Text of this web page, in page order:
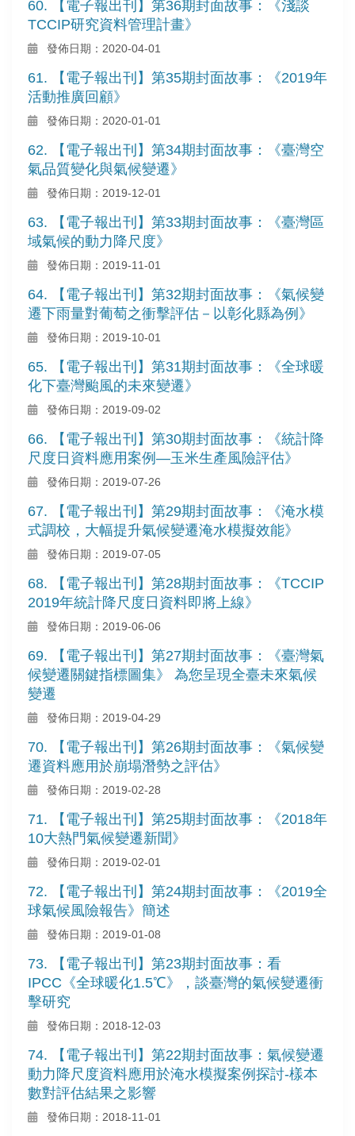
60. 【電子報出刊】第36期封面故事：《淺談
TCCIP研究資料管理計畫》
發佈日期：2020-04-01
61. 【電子報出刊】第35期封面故事：《2019年
活動推廣回顧》
發佈日期：2020-01-01
62. 【電子報出刊】第34期封面故事：《臺灣空
氣品質變化與氣候變遷》
發佈日期：2019-12-01
63. 【電子報出刊】第33期封面故事：《臺灣區
域氣候的動力降尺度》
發佈日期：2019-11-01
64. 【電子報出刊】第32期封面故事：《氣候變
遷下雨量對葡萄之衝擊評估－以彰化縣為例》
發佈日期：2019-10-01
65. 【電子報出刊】第31期封面故事：《全球暖
化下臺灣颱風的未來變遷》
發佈日期：2019-09-02
66. 【電子報出刊】第30期封面故事：《統計降
尺度日資料應用案例—玉米生產風險評估》
發佈日期：2019-07-26
67. 【電子報出刊】第29期封面故事：《淹水模
式調校，大幅提升氣候變遷淹水模擬效能》
發佈日期：2019-07-05
68. 【電子報出刊】第28期封面故事：《TCCIP
2019年統計降尺度日資料即將上線》
發佈日期：2019-06-06
69. 【電子報出刊】第27期封面故事：《臺灣氣
候變遷關鍵指標圖集》 為您呈現全臺未來氣候
變遷
發佈日期：2019-04-29
70. 【電子報出刊】第26期封面故事：《氣候變
遷資料應用於崩塌潛勢之評估》
發佈日期：2019-02-28
71. 【電子報出刊】第25期封面故事：《2018年
10大熱門氣候變遷新聞》
發佈日期：2019-02-01
72. 【電子報出刊】第24期封面故事：《2019全
球氣候風險報告》簡述
發佈日期：2019-01-08
73. 【電子報出刊】第23期封面故事：看
IPCC《全球暖化1.5℃》，談臺灣的氣候變遷衝
擊研究
發佈日期：2018-12-03
74. 【電子報出刊】第22期封面故事：氣候變遷
動力降尺度資料應用於淹水模擬案例探討-樣本
數對評估結果之影響
發佈日期：2018-11-01